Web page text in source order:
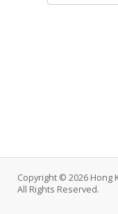
Copyright © 2026 Hong
All Rights Reserved.